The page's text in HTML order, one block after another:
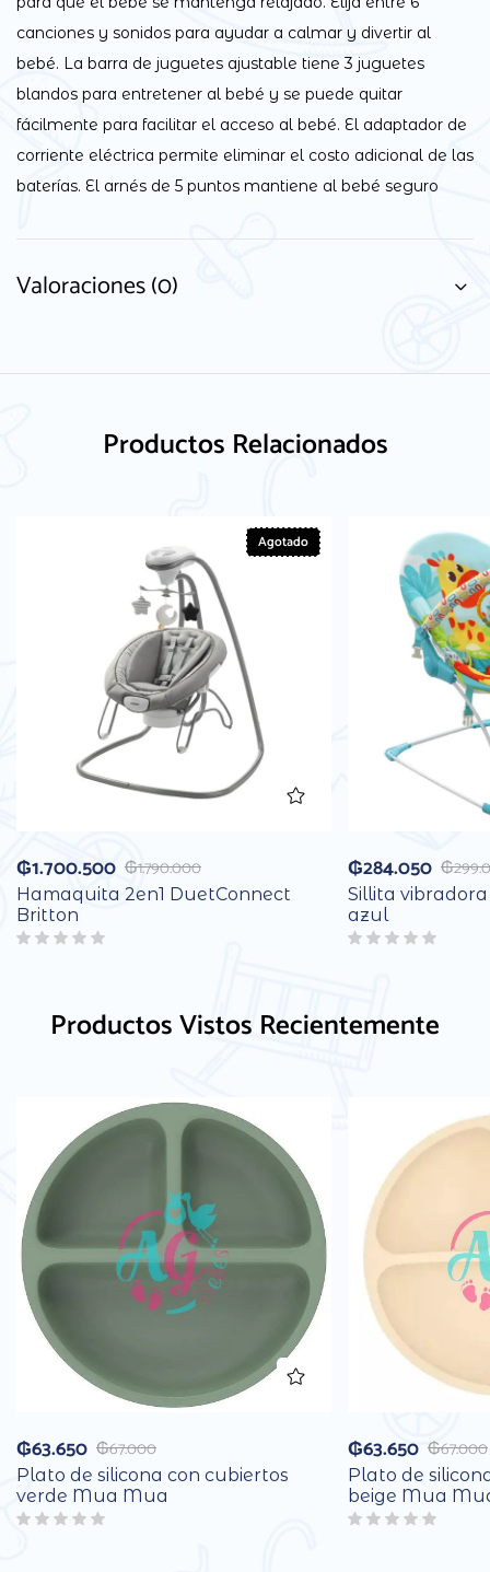
canciones y sonidos para ayudar a calmar y divertir al
bebé. La barra de juguetes ajustable tiene 3 juguetes
blandos para entretener al bebé y se puede quitar
fácilmente para facilitar el acceso al bebé. El adaptador de
corriente eléctrica permite eliminar el costo adicional de las
baterías. El arnés de 5 puntos mantiene al bebé seguro
Valoraciones (0)
Productos Relacionados
Agotado
₲1.790.000
₲1.700.500
Hamaquita 2en1 DuetConnect
Britton
₲
₲284.050
Sillita
azul
Productos Vistos Recientemente
₲67.000
₲63.650
Plato de silicona con cubiertos
verde Mua Mua
₲67.000
₲63.650
Plato de
beige Mua